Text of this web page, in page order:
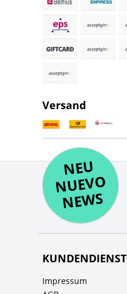
Versand
NE
U
N
UEV
O
NE
WS
KUNDENDIENST
Impressum